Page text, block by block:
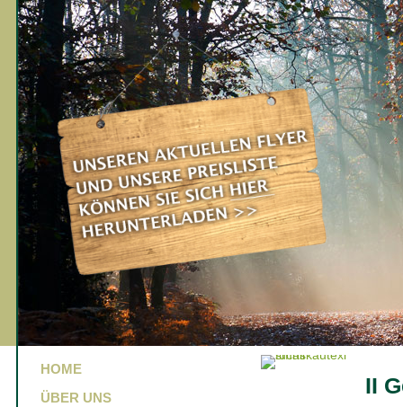
HOME
ÜBER UNS
II